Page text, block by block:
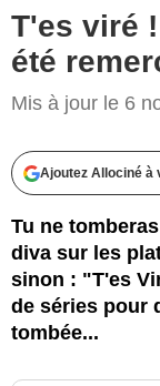
T'es viré
été
Mis à jour le 6
Ajoutez Allociné à
Tu ne
diva sur les
sinon : "T'es
de séries pour
tombée...